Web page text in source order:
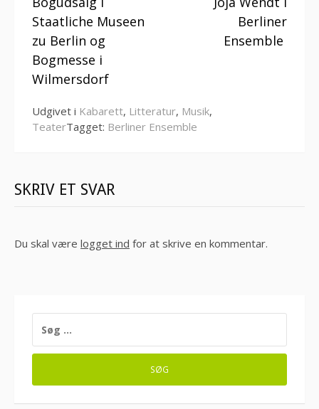
videre
Staatliche Museen
zu Berlin og
Bogmesse i
Wilmersdorf
Berliner
Ensemble
Udgivet i Kabarett, Litteratur, Musik,
TeaterTagget: Berliner Ensemble
SKRIV ET SVAR
Du skal være logget ind for at skrive en kommentar.
EFTER: